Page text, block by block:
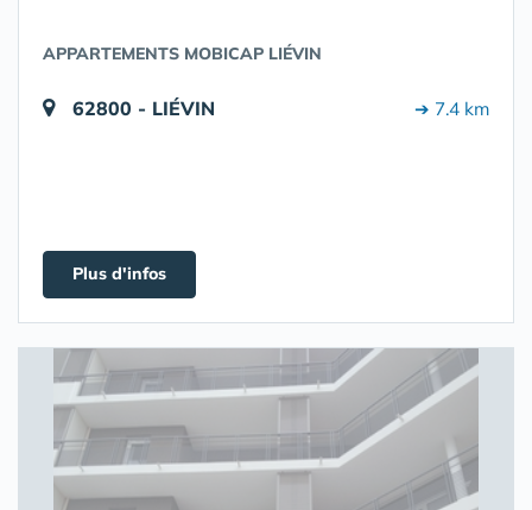
APPARTEMENTS MOBICAP LIÉVIN
62800 - LIÉVIN ➔ 7.4 km
Plus d'infos